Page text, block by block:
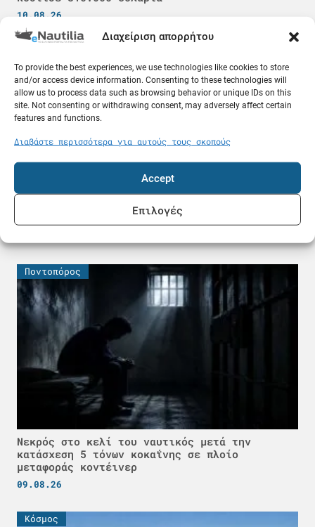
Διαχείριση απορρήτου
To provide the best experiences, we use technologies like cookies to store
and/or access device information. Consenting to these technologies will
allow us to process data such as browsing behavior or unique IDs on this
site. Not consenting or withdrawing consent, may adversely affect certain
features and functions.
Διαβάστε περισσότερα για αυτούς τους σκοπούς
Accept
Επιλογές
10.08.26
Κέρκυρα: Θαλαμηγός προσάραξε στα αβαθή
Ποντοπόρος
Νεκρός στο κελί του ναυτικός μετά την
κατάσχεση 5 τόνων κοκαΐνης σε πλοίο
μεταφοράς κοντέινερ
09.08.26
Κόσμος